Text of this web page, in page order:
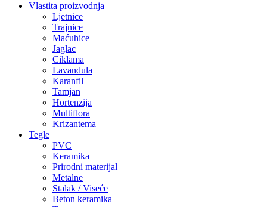
Vlastita proizvodnja
Ljetnice
Trajnice
Maćuhice
Jaglac
Ciklama
Lavandula
Karanfil
Tamjan
Hortenzija
Multiflora
Krizantema
Tegle
PVC
Keramika
Prirodni materijal
Metalne
Stalak / Viseće
Beton keramika